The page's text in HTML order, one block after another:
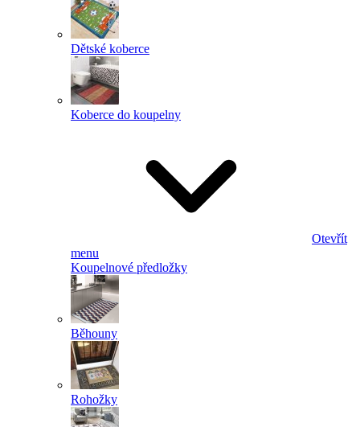
Dětské koberce
Koberce do koupelny
Otevřít
menu
Koupelnové předložky
Běhouny
Rohožky